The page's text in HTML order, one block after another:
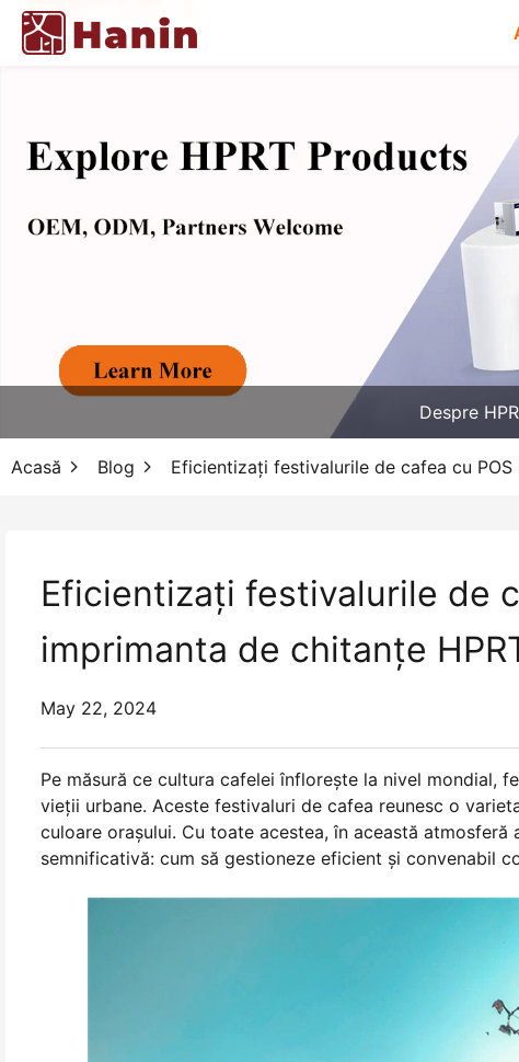
Despre
Acasă Blog Eficientizați festivalurile de cafea cu
Eficientizați festivalurile de
imprimanta de chitanțe
May 22, 2024
Pe măsură ce cultura cafelei înflorește la nivel mondial,
vieții urbane. Aceste festivaluri de cafea reunesc o
culoare orașului. Cu toate acestea, în această
semnificativă: cum să gestioneze eficient și convenabil